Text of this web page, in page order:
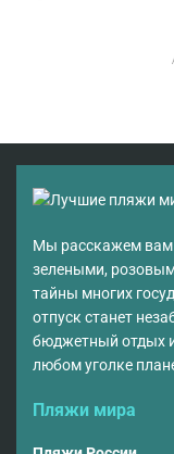
Мы расскажем вам
зелеными,
тайны многих
отпуск станет
бюджетный отдых
любом уголке
Пляжи мира